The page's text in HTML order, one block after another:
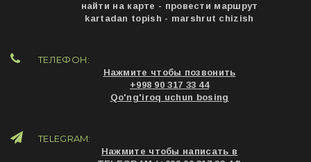
найти на карте - провести маршрут
kartadan topish - marshrut chizish
ТЕЛЕФОН:
Нажмите чтобы позвонить
+998 90 317 33 44
Qo'ng'iroq uchun bosing
TELEGRAM:
Нажмите чтобы написать в